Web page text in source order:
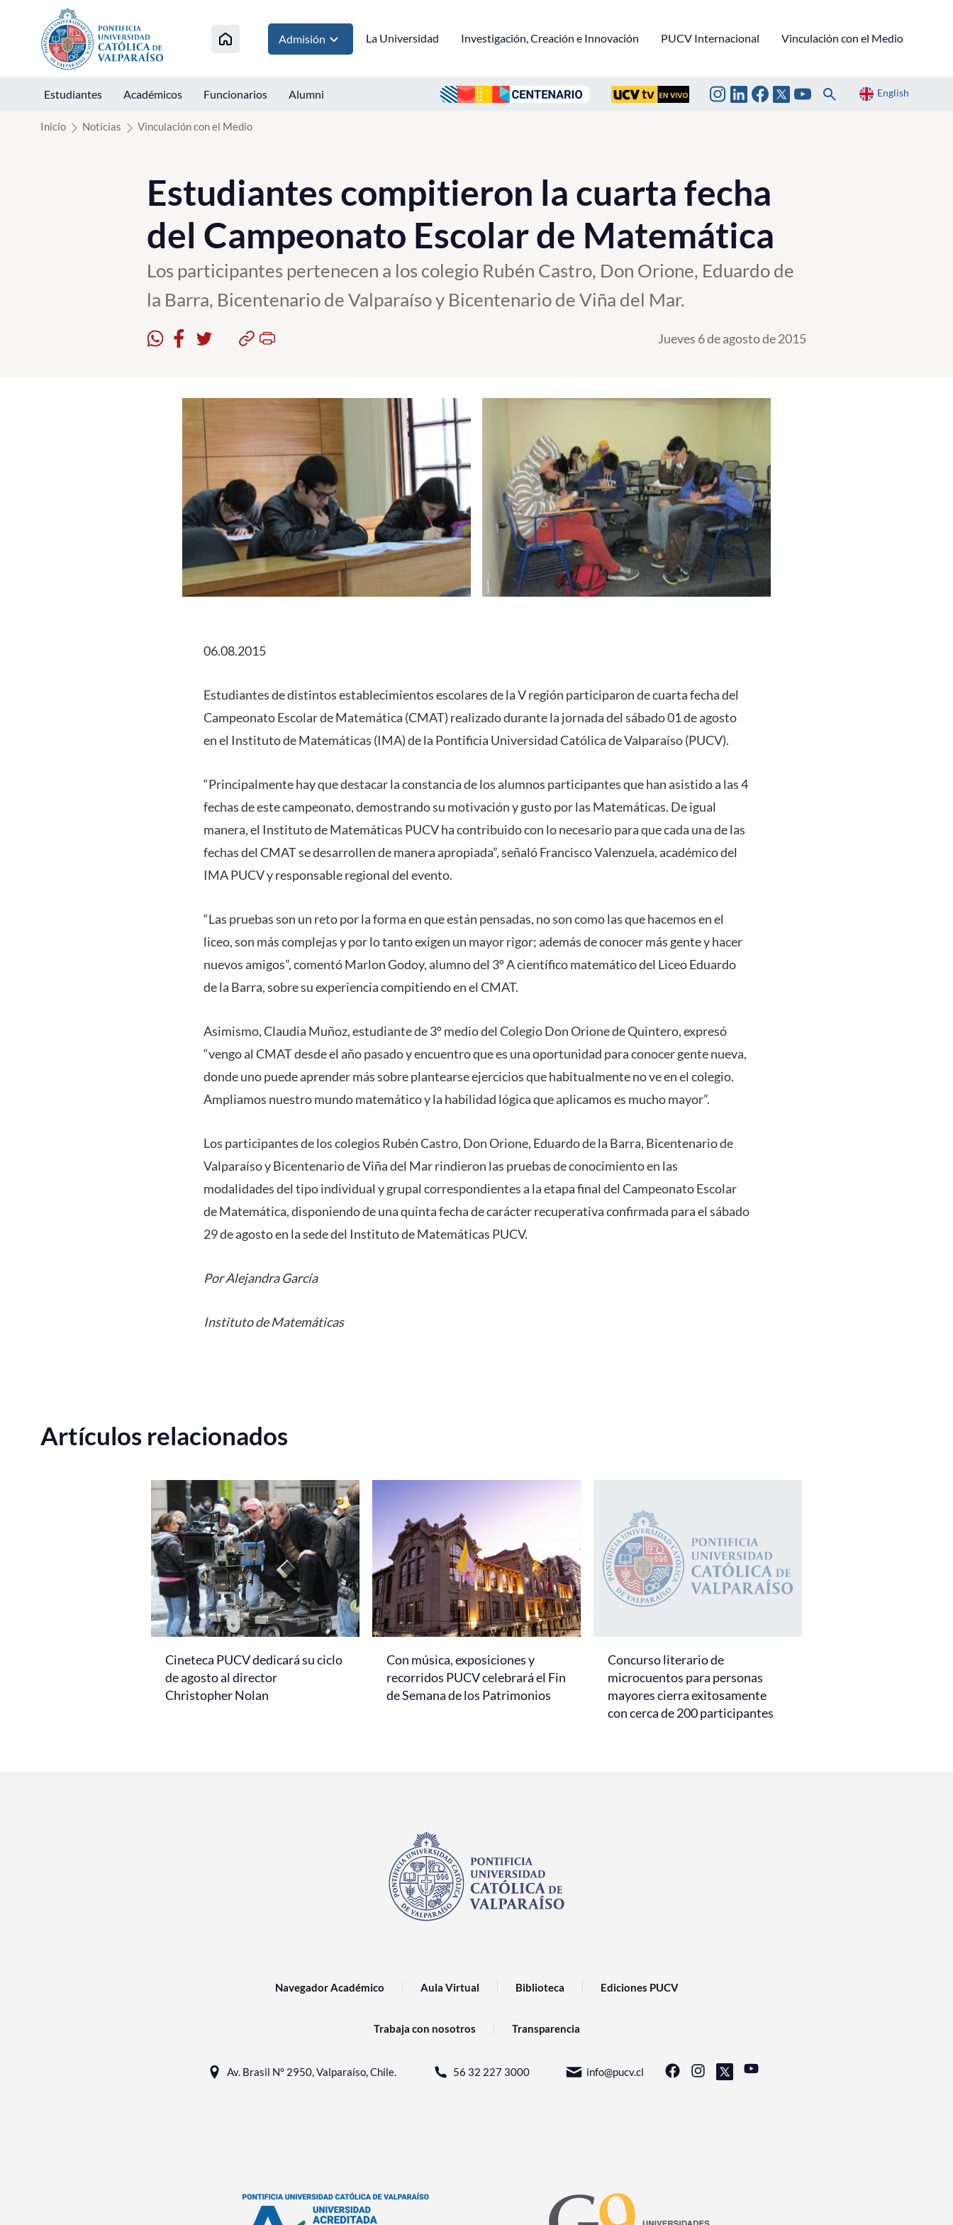
Click acá para ir directamente al contenido
Admisión La Universidad Investigación, Creación e Innovación PUCV Internacional Vinculación con el Medio
Estudiantes Académicos Funcionarios Alumni English
Inicio Noticias Vinculación con el Medio
Estudiantes compitieron la cuarta fecha
del Campeonato Escolar de Matemática
Los participantes pertenecen a los colegio Rubén Castro, Don Orione, Eduardo de
la Barra, Bicentenario de Valparaíso y Bicentenario de Viña del Mar.
Jueves 6 de agosto de 2015
06.08.2015
Estudiantes de distintos establecimientos escolares de la V región participaron de cuarta fecha del
Campeonato Escolar de Matemática (CMAT) realizado durante la jornada del sábado 01 de agosto
en el Instituto de Matemáticas (IMA) de la Pontificia Universidad Católica de Valparaíso (PUCV).
“Principalmente hay que destacar la constancia de los alumnos participantes que han asistido a las 4
fechas de este campeonato, demostrando su motivación y gusto por las Matemáticas. De igual
manera, el Instituto de Matemáticas PUCV ha contribuido con lo necesario para que cada una de las
fechas del CMAT se desarrollen de manera apropiada”, señaló Francisco Valenzuela, académico del
IMA PUCV y responsable regional del evento.
“Las pruebas son un reto por la forma en que están pensadas, no son como las que hacemos en el
liceo, son más complejas y por lo tanto exigen un mayor rigor; además de conocer más gente y hacer
nuevos amigos”, comentó Marlon Godoy, alumno del 3º A científico matemático del Liceo Eduardo
de la Barra, sobre su experiencia compitiendo en el CMAT.
Asimismo, Claudia Muñoz, estudiante de 3º medio del Colegio Don Orione de Quintero, expresó
“vengo al CMAT desde el año pasado y encuentro que es una oportunidad para conocer gente nueva,
donde uno puede aprender más sobre plantearse ejercicios que habitualmente no ve en el colegio.
Ampliamos nuestro mundo matemático y la habilidad lógica que aplicamos es mucho mayor”.
Los participantes de los colegios Rubén Castro, Don Orione, Eduardo de la Barra, Bicentenario de
Valparaíso y Bicentenario de Viña del Mar rindieron las pruebas de conocimiento en las
modalidades del tipo individual y grupal correspondientes a la etapa final del Campeonato Escolar
de Matemática, disponiendo de una quinta fecha de carácter recuperativa confirmada para el sábado
29 de agosto en la sede del Instituto de Matemáticas PUCV.
Por Alejandra García
Instituto de Matemáticas
Artículos relacionados
Cineteca PUCV dedicará su ciclo
de agosto al director
Christopher Nolan
Con música, exposiciones y
recorridos PUCV celebrará el Fin
de Semana de los Patrimonios
Concurso literario de
microcuentos para personas
mayores cierra exitosamente
con cerca de 200 participantes
Navegador Académico Aula Virtual Biblioteca Ediciones PUCV
Trabaja con nosotros Transparencia
Av. Brasil N° 2950, Valparaíso, Chile. 56 32 227 3000 info@pucv.cl